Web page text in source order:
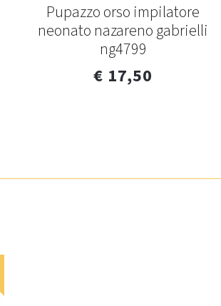
Pupazzo orso impilatore
neonato nazareno gabrielli
ng4799
€ 17,50